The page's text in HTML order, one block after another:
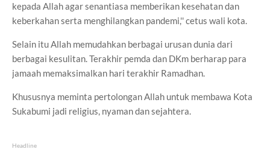
kepada Allah agar senantiasa memberikan kesehatan dan
keberkahan serta menghilangkan pandemi,'' cetus wali kota.
Selain itu Allah memudahkan berbagai urusan dunia dari
berbagai kesulitan. Terakhir pemda dan DKm berharap para
jamaah memaksimalkan hari terakhir Ramadhan.
Khususnya meminta pertolongan Allah untuk membawa Kota
Sukabumi jadi religius, nyaman dan sejahtera.
Headline